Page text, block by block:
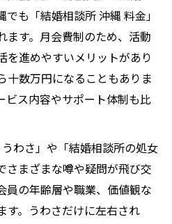
も「結婚相談所 沖縄 料金」
ます。月会費制のため、活動
を進めやすいメリットがあり
十数万円になることもありま
ビス内容やサポート体制も比
わさ」や「結婚相談所の処女
さまざまな噂や疑問が飛び交
員の年齢層や職業、価値観な
す。うわさだけに左右され